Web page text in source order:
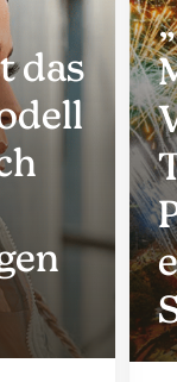
das